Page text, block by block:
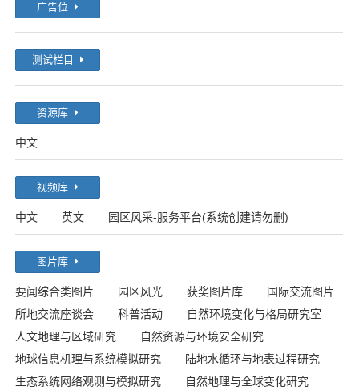
广告位
测试栏目
资源库
中文
视频库
中文 英文 园区风采-服务平台(系统创建请勿删)
图片库
要闻综合类图片 园区风光 获奖图片库
国际交流图片
所地交流座谈会
科普活动
自然环境变化与格局研究室
人文地理与区域研究
自然资源与环境安全研究
地球信息机理与系统模拟研究
陆地水循环与地表过程研究
生态系统网络观测与模拟研究
自然地理与全球变化研究